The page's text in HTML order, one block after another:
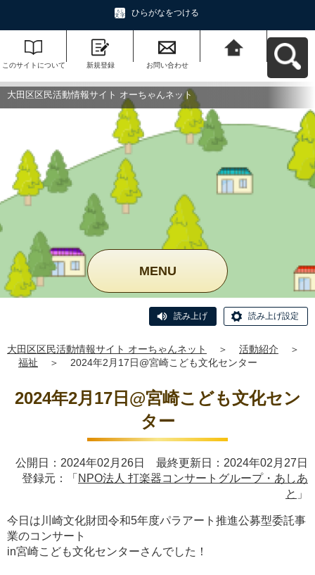
ひらがなをつける
このサイトについて 新規登録 お問い合わせ
ットへ戻る
大田区区民活動情報サイト オーちゃんネット
MENU
読み上げ 読み上げ設定
大田区区民活動情報サイト オーちゃんネット ＞ 活動紹介
＞
福祉
＞ 2024年2月17日@宮崎こども文化センター
2024年2月17日@宮崎こども文化セン
ター
公開日：2024年02月26日 最終更新日：2024年02月27日
登録元：「 NPO法人 打楽器コンサートグループ・あしあ
と 」
今日は川崎文化財団令和5年度パラアート推進公募型委託事
業のコンサート
in宮崎こども文化センターさんでした！